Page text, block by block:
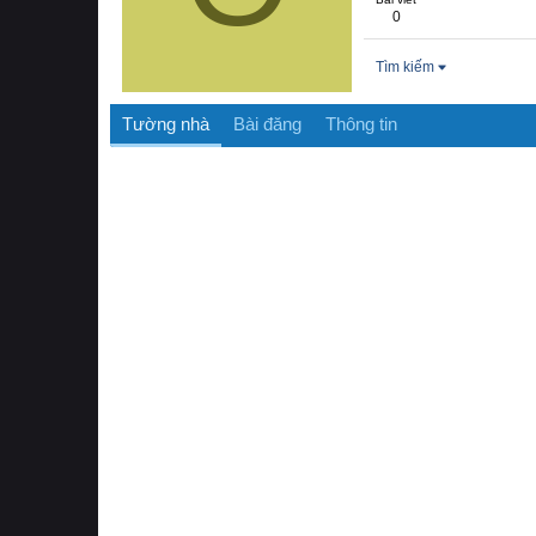
0
Tìm kiếm
Tường nhà Bài đăng Thông tin